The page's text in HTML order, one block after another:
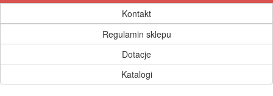
Kontakt
Regulamin sklepu
Dotacje
Katalogi